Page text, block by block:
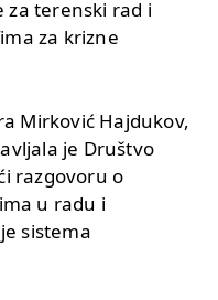
za terenski rad i
za krizne
Mirković Hajdukov,
je Društvo
razgovoru o
u radu i
sistema